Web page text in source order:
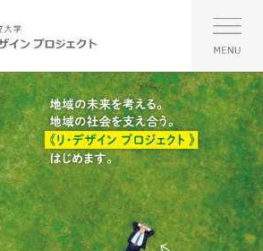
ュ
ー